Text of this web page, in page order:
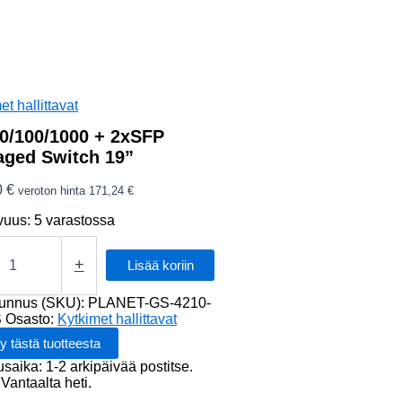
hallittavat
100/1000 + 2xSFP
Switch 19”
€ veroton hinta 171,24€
5 varastossa
1000
+ Lisää koriin
(SKU): PLANET-GS-4210-
Osasto: Kytkimet hallittavat
1-2 arkipäivää postitse.
heti.